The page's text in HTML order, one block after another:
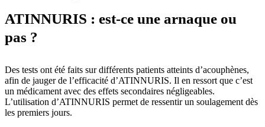
ATINNURIS : est-ce une arnaque ou
pas ?
Des tests ont été faits sur différents patients atteints d’acouphènes,
afin de jauger de l’efficacité d’ATINNURIS. Il en ressort que c’est
un médicament avec des effets secondaires négligeables.
L’utilisation d’ATINNURIS permet de ressentir un soulagement dès
les premiers jours.